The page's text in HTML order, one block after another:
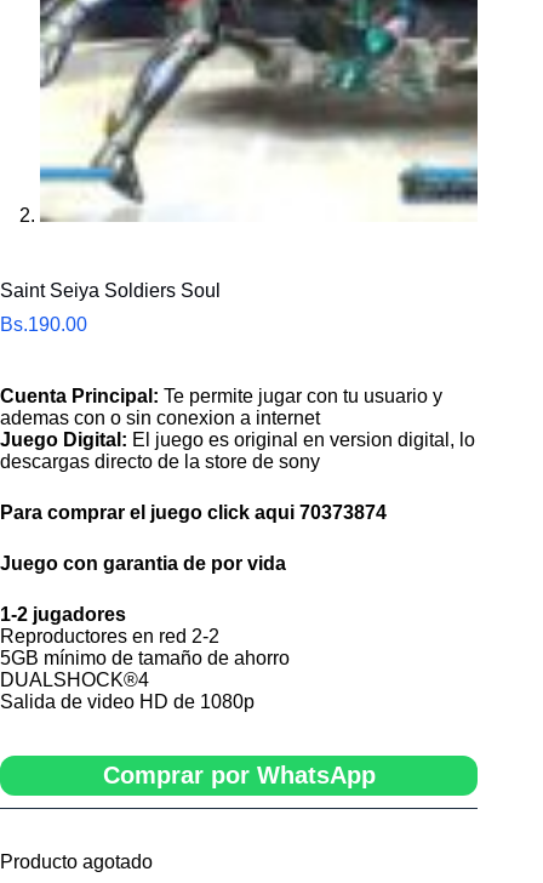
Saint Seiya Soldiers Soul
Bs.190.00
Cuenta Principal: Te permite jugar con tu usuario y
ademas con o sin conexion a internet
Juego Digital: El juego es original en version digital, lo
descargas directo de la store de sony
Para comprar el juego click aqui 70373874
Juego con garantia de por vida
1-2 jugadores
Reproductores en red 2-2
5GB mínimo de tamaño de ahorro
DUALSHOCK®4
Salida de video HD de 1080p
Comprar por WhatsApp
Producto agotado